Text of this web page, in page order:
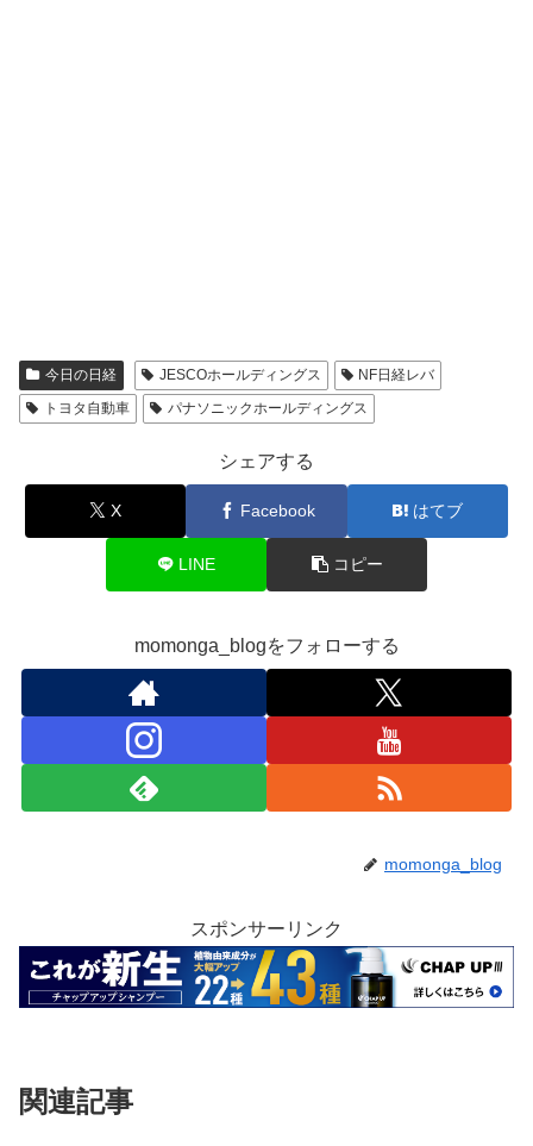
今日の日経 JESCOホールディングス
NF日経レバ
トヨタ自動車
パナソニックホールディングス
シェアする
X Facebook はてブ
LINE コピー
momonga_blogをフォローする
momonga_blog
スポンサーリンク
関連記事